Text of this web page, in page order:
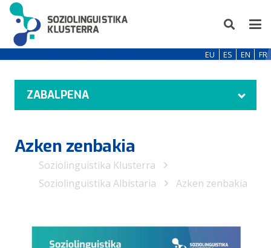
EU ES EN FR
ZABALPENA
Azken zenbakia
Soziolinguistika Klusterra
Soziolinguistika Albistaria
Azken zenbakia